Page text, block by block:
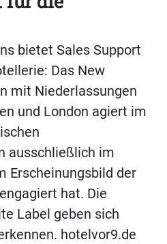
bietet Sales Support
Das New
mit Niederlassungen
und London agiert im
ausschließlich im
Erscheinungsbild der
hat. Die
Label geben sich
hotelvor9.de